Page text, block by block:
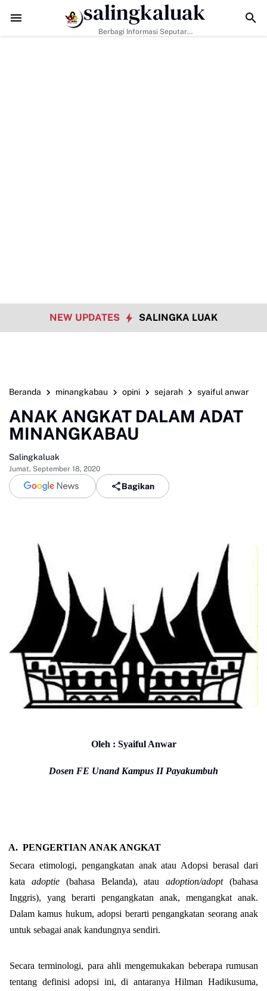
129 Tak Hanya Bangun Jalan, Bekali Warga Buluh Kasok dengan
salingkaluak
Berbagi Informasi Seputar
NEW UPDATES SALINGKA LUAK
Beranda minangkabau opini sejarah syaiful anwar
ANAK ANGKAT DALAM ADAT
MINANGKABAU
Salingkaluak
Jumat, September 18, 2020
Bagikan
Oleh : Syaiful Anwar
Dosen FE Unand Kampus II Payakumbuh
A. PENGERTIAN ANAK ANGKAT
Secara etimologi, pengangkatan anak atau Adopsi berasal dari
kata adoptie (bahasa Belanda), atauadoption/adopt(bahasa
Inggris), yang berarti pengangkatan anak, mengangkat anak.
Dalam kamus hukum, adopsi berarti pengangkatan seorang anak
untuk sebagai anak kandungnya sendiri.
Secara terminologi, para ahli mengemukakan beberapa rumusan
tentang definisi adopsi ini, di antaranya Hilman Hadikusuma,